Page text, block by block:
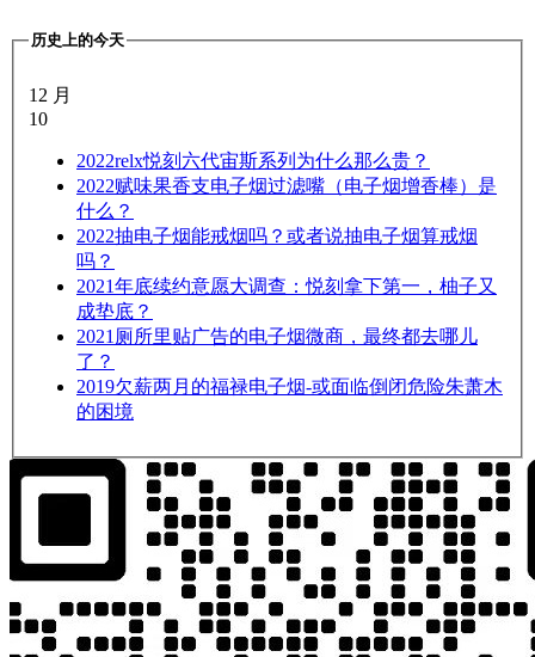
历史上的今天
12 月
10
2022relx悦刻六代宙斯系列为什么那么贵？
2022赋味果香支电子烟过滤嘴（电子烟增香棒）是
什么？
2022抽电子烟能戒烟吗？或者说抽电子烟算戒烟
吗？
2021年底续约意愿大调查：悦刻拿下第一，柚子又
成垫底？
2021 厕所里贴广告的电子烟微商，最终都去哪儿
了？
2019欠薪两月的福禄电子烟-或面临倒闭危险朱萧木
的困境